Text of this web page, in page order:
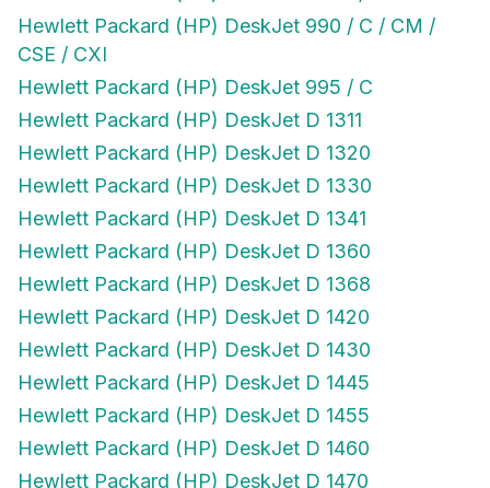
Hewlett Packard (HP) DeskJet 990 / C / CM /
CSE / CXI
Hewlett Packard (HP) DeskJet 995 / C
Hewlett Packard (HP) DeskJet D 1311
Hewlett Packard (HP) DeskJet D 1320
Hewlett Packard (HP) DeskJet D 1330
Hewlett Packard (HP) DeskJet D 1341
Hewlett Packard (HP) DeskJet D 1360
Hewlett Packard (HP) DeskJet D 1368
Hewlett Packard (HP) DeskJet D 1420
Hewlett Packard (HP) DeskJet D 1430
Hewlett Packard (HP) DeskJet D 1445
Hewlett Packard (HP) DeskJet D 1455
Hewlett Packard (HP) DeskJet D 1460
Hewlett Packard (HP) DeskJet D 1470